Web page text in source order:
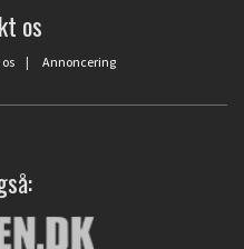
os
| Annoncering